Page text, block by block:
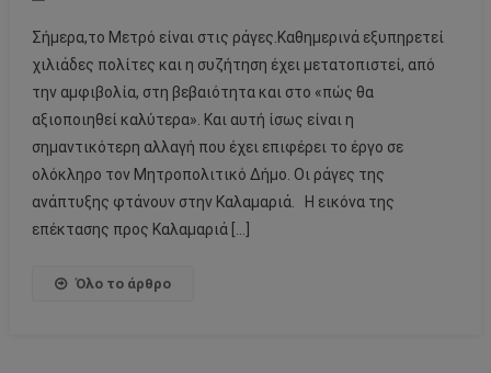
Σήμερα,το Μετρό είναι στις ράγες.Καθημερινά εξυπηρετεί
χιλιάδες πολίτες και η συζήτηση έχει μετατοπιστεί, από
την αμφιβολία, στη βεβαιότητα και στο «πώς θα
αξιοποιηθεί καλύτερα». Και αυτή ίσως είναι η
σημαντικότερη αλλαγή που έχει επιφέρει το έργο σε
ολόκληρο τον Μητροπολιτικό Δήμο. Οι ράγες της
ανάπτυξης φτάνουν στην Καλαμαριά. Η εικόνα της
επέκτασης προς Καλαμαριά […]
Όλο το άρθρο